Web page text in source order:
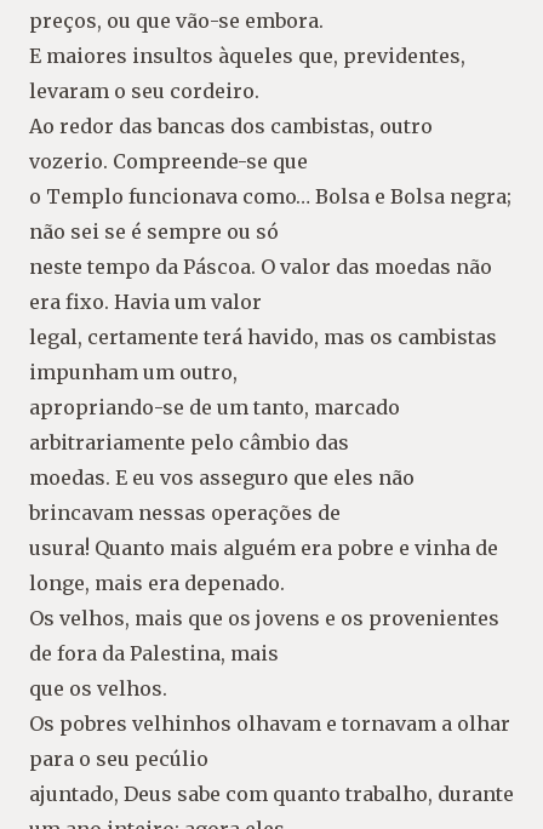
preços, ou que vão-se embora.
E maiores insultos àqueles que, previdentes,
levaram o seu cordeiro.
Ao redor das bancas dos cambistas, outro
vozerio. Compreende-se que
o Templo funcionava como… Bolsa e Bolsa negra;
não sei se é sempre ou só
neste tempo da Páscoa. O valor das moedas não
era fixo. Havia um valor
legal, certamente terá havido, mas os cambistas
impunham um outro,
apropriando-se de um tanto, marcado
arbitrariamente pelo câmbio das
moedas. E eu vos asseguro que eles não
brincavam nessas operações de
usura! Quanto mais alguém era pobre e vinha de
longe, mais era depenado.
Os velhos, mais que os jovens e os provenientes
de fora da Palestina, mais
que os velhos.
Os pobres velhinhos olhavam e tornavam a olhar
para o seu pecúlio
ajuntado, Deus sabe com quanto trabalho, durante